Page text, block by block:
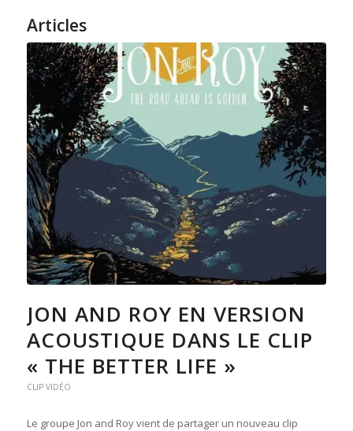
Articles
JON AND ROY EN VERSION
ACOUSTIQUE DANS LE CLIP
« THE BETTER LIFE »
CLIP VIDÉO
Le groupe Jon and Roy vient de partager un nouveau clip